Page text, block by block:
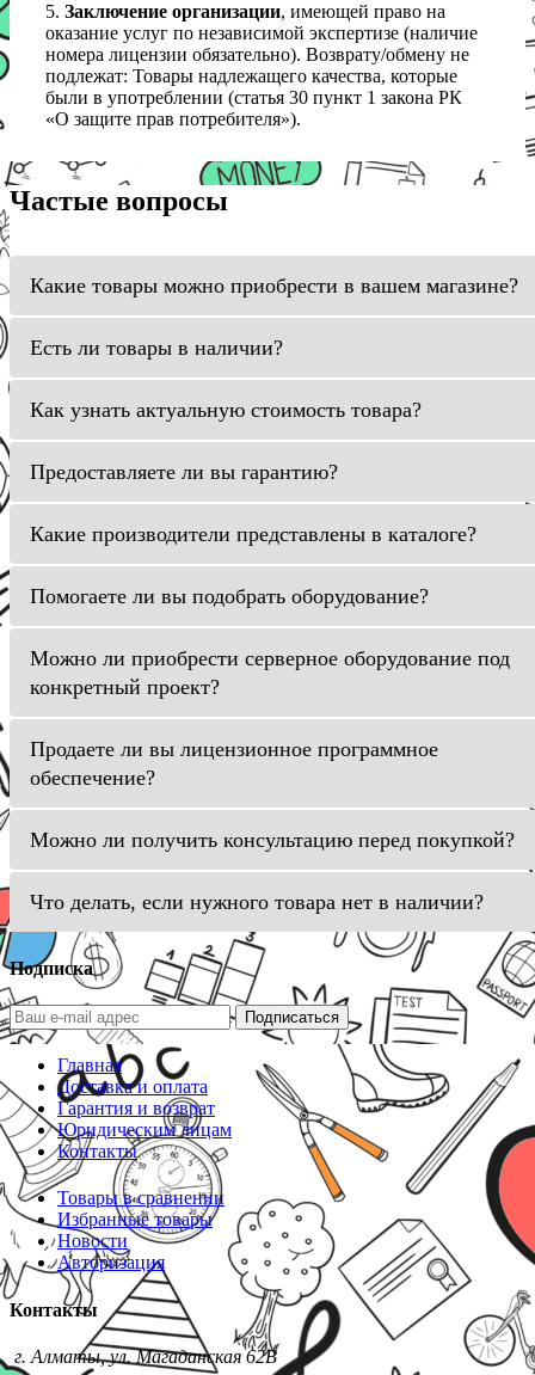
5. Заключение организации, имеющей право на
оказание услуг по независимой экспертизе (наличие
номера лицензии обязательно). Возврату/обмену не
подлежат: Товары надлежащего качества, которые
были в употреблении (статья 30 пункт 1 закона РК
«О защите прав потребителя»).
Частые вопросы
Какие товары можно приобрести в вашем магазине?
Есть ли товары в наличии?
Как узнать актуальную стоимость товара?
Предоставляете ли вы гарантию?
Какие производители представлены в каталоге?
Помогаете ли вы подобрать оборудование?
Можно ли приобрести серверное оборудование под
конкретный проект?
Продаете ли вы лицензионное программное
обеспечение?
Можно ли получить консультацию перед покупкой?
Что делать, если нужного товара нет в наличии?
Подписка
Подписаться
Главная
Доставка и оплата
Гарантия и возврат
Юридическим лицам
Контакты
Товары в сравнении
Избранные товары
Новости
Авторизация
Контакты
г. Алматы, ул. Магаданская 62В